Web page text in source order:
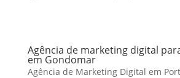
Agência de marketing digital
em Gondomar
Agência de Marketing Digital em